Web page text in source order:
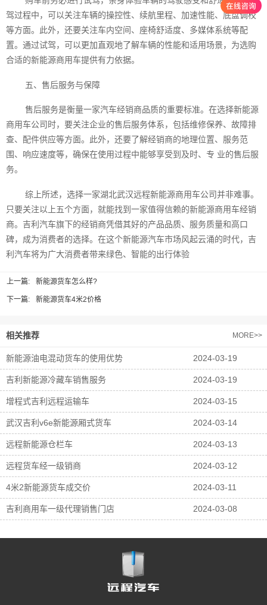
驾过程中，可以关注车辆的操控性、续航里程、加速性能、底盘调校
等方面。此外，还要关注车内空间、座椅舒适度、多媒体系统等配
置。通过试驾，可以更加直观地了解车辆的性能和适用场景，为选购
合适的新能源商用车提供有力依据。
五、售后服务与保障
售后服务是衡量一家汽车经销商品质的重要标准。在选择新能源
商用车公司时，要关注企业的售后服务体系，包括维修保养、故障排
查、配件供应等方面。此外，还要了解经销商的地理位置、服务范
围、响应速度等，确保在使用过程中能够享受到及时、专 业的售后服
务。
综上所述，选择一家湖北武汉远程新能源商用车公司并非难事。
只要关注以上五个方面，就能找到一家值得信赖的新能源商用车经销
商。吉利汽车旗下的经销商凭借其好的产品品质、服务质量和高口
碑，成为消费者的选择。在这个新能源汽车市场风起云涌的时代，吉
利汽车将为广大消费者带来绿色、智能的出行体验
上一篇: 新能源货车怎么样?
下一篇: 新能源货车4米2价格
相关推荐 MORE>>
新能源油电混动货车的使用优势 2024-03-19
吉利新能源冷藏车销售服务 2024-03-19
增程式吉利远程运输车 2024-03-15
武汉吉利v6e新能源厢式货车 2024-03-14
远程新能源仓栏车 2024-03-13
远程货车经一级销商 2024-03-12
4米2新能源货车成交价 2024-03-11
吉利商用车一级代理销售门店 2024-03-08